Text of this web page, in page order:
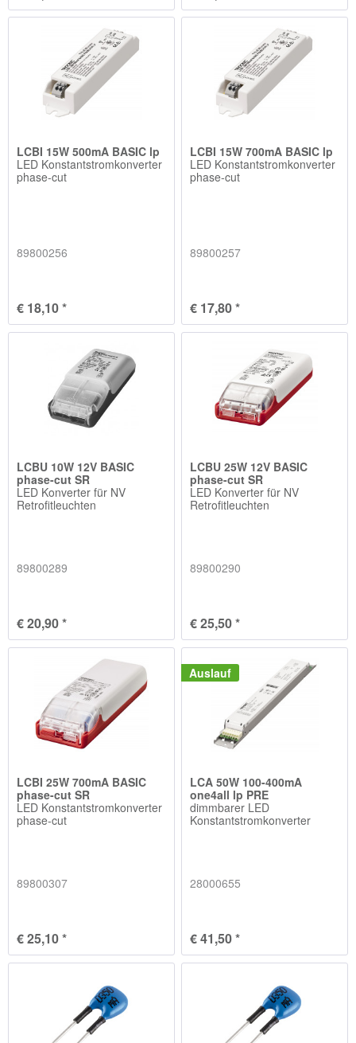
LCBI 15W 500mA BASIC lp
LED Konstantstromkonverter
phase-cut
89800256
€ 18,10 *
LCBI 15W 700mA BASIC lp
LED Konstantstromkonverter
phase-cut
89800257
€ 17,80 *
LCBU 10W 12V BASIC
phase-cut SR
LED Konverter für NV
Retrofitleuchten
89800289
€ 20,90 *
LCBU 25W 12V BASIC
phase-cut SR
LED Konverter für NV
Retrofitleuchten
89800290
€ 25,50 *
LCBI 25W 700mA BASIC
phase-cut SR
LED Konstantstromkonverter
phase-cut
89800307
€ 25,10 *
Auslauf
LCA 50W 100-400mA
one4all lp PRE
dimmbarer LED
Konstantstromkonverter
28000655
€ 41,50 *